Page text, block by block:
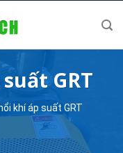
GRT
khí áp suất GRT